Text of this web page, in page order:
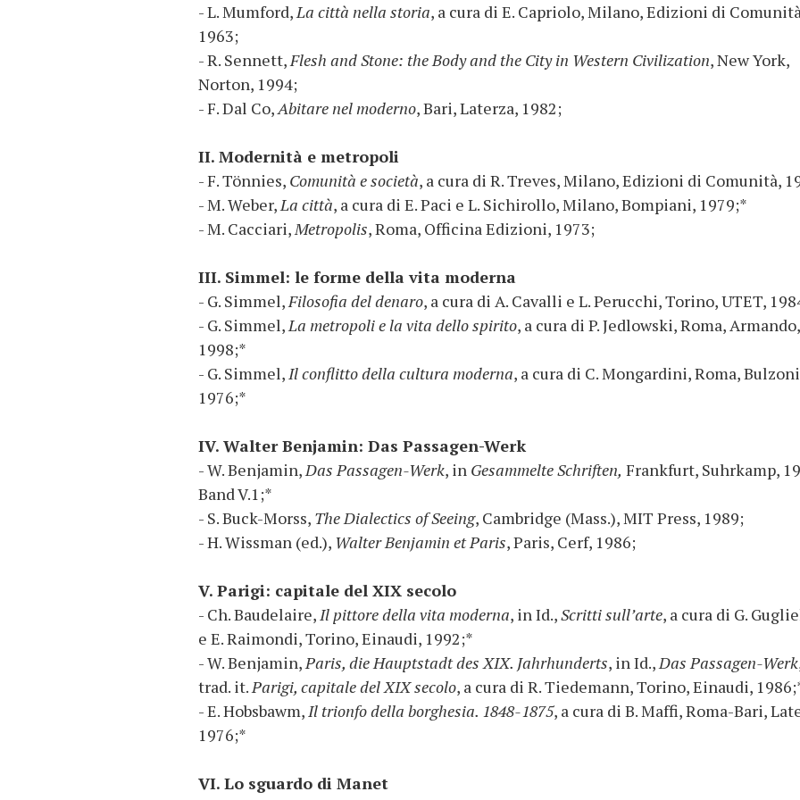
- L. Mumford,La città nella storia, a cura di E. Capriolo, Milano, Edizioni di
1963;
- R. Sennett,Flesh and Stone: the Body and the City in Western Civilization, New York,
Norton, 1994;
- F. Dal Co,Abitare nel moderno, Bari, Laterza, 1982;
II. Modernità e metropoli
- F. Tönnies, Comunità e società, a cura di R. Treves, Milano, Edizioni di Comunità,
- M. Weber,La città, a cura di E. Paci e L. Sichirollo, Milano, Bompiani, 1979;*
- M. Cacciari,Metropolis, Roma, Officina Edizioni, 1973;
III. Simmel: le forme della vita moderna
- G. Simmel,Filosofia del denaro, a cura di A. Cavalli e L. Perucchi, Torino, UTET,
- G. Simmel,La metropoli e la vita dello spirito, a cura di P. Jedlowski, Roma, Armando,
1998;*
- G. Simmel,Il conflitto della cultura moderna, a cura di C. Mongardini, Roma,
1976;*
IV. Walter Benjamin: Das Passagen-Werk
- W. Benjamin,Das Passagen-Werk, in Gesammelte Schriften, Frankfurt, Suhrkamp,
Band V.1;*
- S. Buck-Morss, The Dialectics of Seeing, Cambridge (Mass.), MIT Press, 1989;
- H. Wissman (ed.), Walter Benjamin et Paris, Paris, Cerf, 1986;
V. Parigi: capitale del XIX secolo
- Ch. Baudelaire,Il pittore della vita moderna, in Id.,Scritti sull’arte, a cura di G.
e E. Raimondi, Torino, Einaudi, 1992;*
- W. Benjamin,Paris, die Hauptstadt des XIX. Jahrhunderts, in Id.,Das Passagen-Werk
trad. it.Parigi, capitale del XIX secolo, a cura di R. Tiedemann, Torino, Einaudi,
- E. Hobsbawm,Il trionfo della borghesia. 1848-1875, a cura di B. Maffi, Roma-Bari,
1976;*
VI. Lo sguardo di Manet